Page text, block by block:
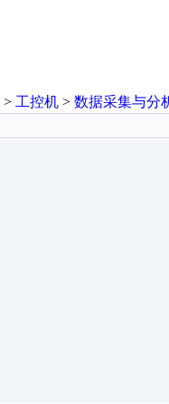
> 工控机 > 数据采集与分